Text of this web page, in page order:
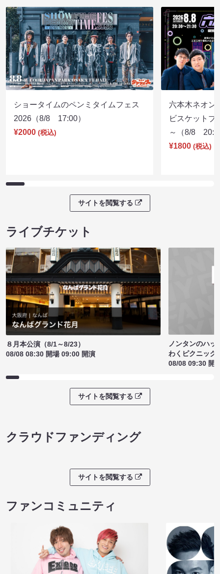
ショータイムのペンミタイムフェス
2026（8/8 17:00）
¥2000 (税込)
六本木ネオン
ビスケットブ
～（8/8
¥1800 (税込)
サイトを閲覧する
ライブチケット
８月本公演（8/1～8/23）
08/08 08:30 開場 09:00 開演
ノンタンのハッ
わくピクニック
08/08 09:30 開
サイトを閲覧する
クラウドファンディング
サイトを閲覧する
ファンコミュニティ